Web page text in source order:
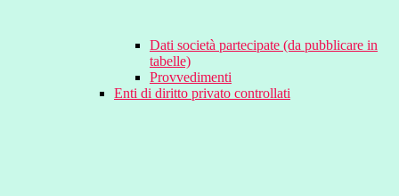
Dati società partecipate (da pubblicare in
tabelle)
Provvedimenti
Enti di diritto privato controllati